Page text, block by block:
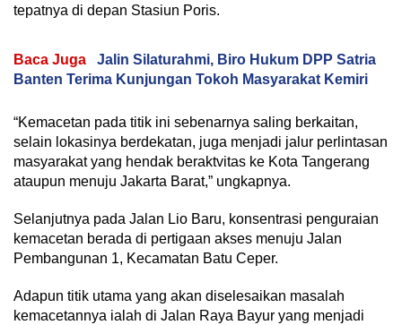
tepatnya di depan Stasiun Poris.
Baca Juga
Jalin Silaturahmi, Biro Hukum DPP Satria
Banten Terima Kunjungan Tokoh Masyarakat Kemiri
“Kemacetan pada titik ini sebenarnya saling berkaitan,
selain lokasinya berdekatan, juga menjadi jalur perlintasan
masyarakat yang hendak beraktvitas ke Kota Tangerang
ataupun menuju Jakarta Barat,” ungkapnya.
Selanjutnya pada Jalan Lio Baru, konsentrasi penguraian
kemacetan berada di pertigaan akses menuju Jalan
Pembangunan 1, Kecamatan Batu Ceper.
Adapun titik utama yang akan diselesaikan masalah
kemacetannya ialah di Jalan Raya Bayur yang menjadi